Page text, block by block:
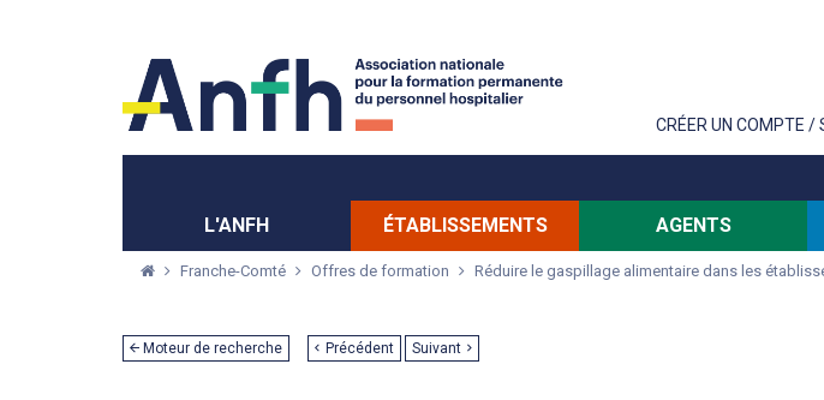
CRÉER UN COMPTE /
L'ANFH ÉTABLISSEMENTS AGENTS
Franche-Comté Offres de formation Réduire le gaspillage alimentaire dans les
Moteur de recherche Précédent Suivant